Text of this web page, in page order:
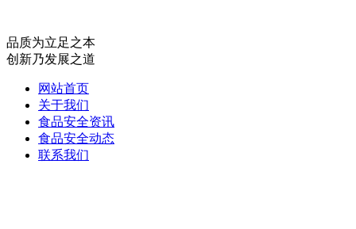
品质为立足之本
创新乃发展之道
网站首页
关于我们
食品安全资讯
食品安全动态
联系我们